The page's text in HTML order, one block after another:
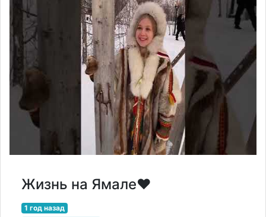
Жизнь на Ямале❤️
1 год назад